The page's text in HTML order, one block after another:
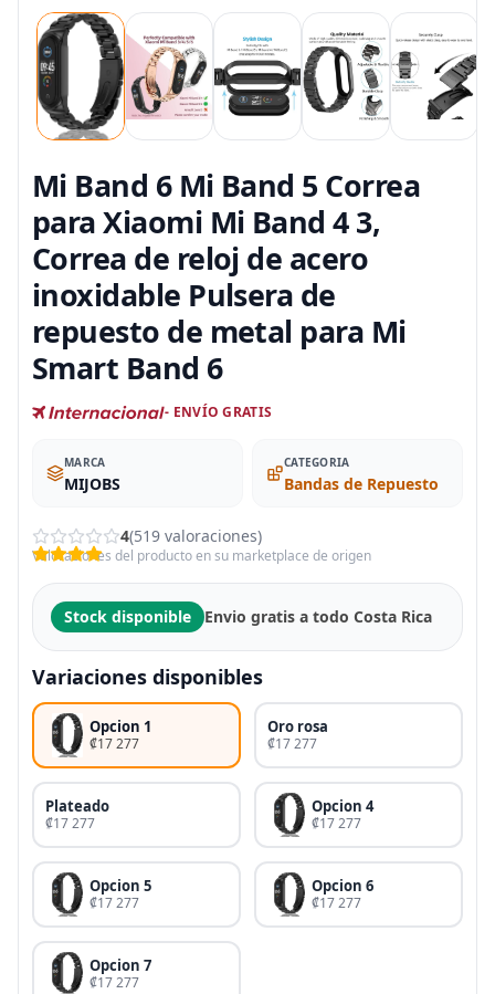
Mi Band 6 Mi Band 5 Correa
para Xiaomi Mi Band 4 3,
Correa de reloj de acero
inoxidable Pulsera de
repuesto de metal para Mi
Smart Band 6
- ENVÍO GRATIS
MARCA
MIJOBS
CATEGORIA
Bandas de Repuesto
4(519 valoraciones)
Valoraciones del producto en su marketplace de origen
Stock disponible Envio gratis a todo Costa Rica
Variaciones disponibles
Opcion 1
₡17 277
Oro rosa
₡17 277
Plateado
₡17 277
Opcion 4
₡17 277
Opcion 5
₡17 277
Opcion 6
₡17 277
Opcion 7
₡17 277